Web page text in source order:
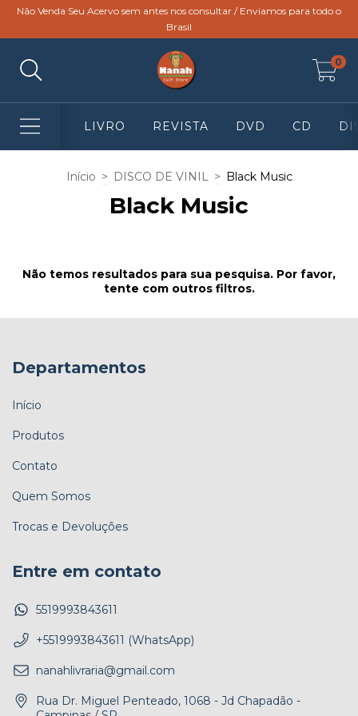
Não Venda Seu Acervo sem antes nos consultar / Enviamos para todo o
Brasil
0
LIVRO REVISTA DVD CD
Início > DISCO DE VINIL > Black Music
Black Music
Não temos resultados para sua pesquisa. Por favor,
tente com outros filtros.
Departamentos
Início
Produtos
Contato
Quem Somos
Trocas e Devoluções
Entre em contato
5519993843611
+5519993843611 (WhatsApp)
nanahlivraria@gmail.com
Rua Dr. Miguel Penteado, 1068 - Jd Chapadão -